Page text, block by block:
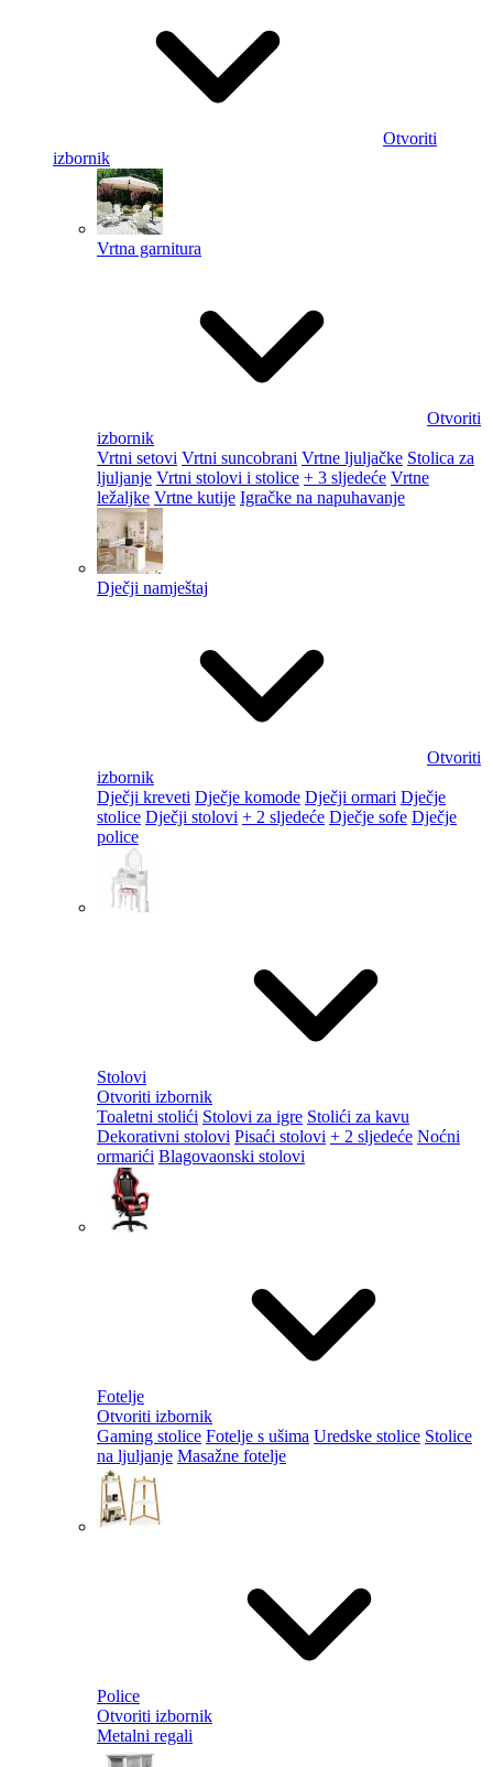
Otvoriti
izbornik
Vrtna garnitura
Otvoriti
izbornik
Vrtni setovi Vrtni suncobrani Vrtne ljuljačke Stolica za
ljuljanje Vrtni stolovi i stolice + 3 sljedeće Vrtne
ležaljke Vrtne kutije Igračke na napuhavanje
Dječji namještaj
Otvoriti
izbornik
Dječji kreveti Dječje komode Dječji ormari Dječje
stolice Dječji stolovi + 2 sljedeće Dječje sofe Dječje
police
Stolovi
Otvoriti izbornik
Toaletni stolići Stolovi za igre Stolići za kavu
Dekorativni stolovi Pisaći stolovi + 2 sljedeće Noćni
ormarići Blagovaonski stolovi
Fotelje
Otvoriti izbornik
Gaming stolice Fotelje s ušima Uredske stolice Stolice
na ljuljanje Masažne fotelje
Police
Otvoriti izbornik
Metalni regali